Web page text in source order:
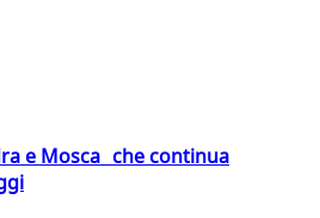
e Mosca che continua